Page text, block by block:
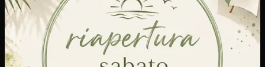
Mobilbest S.a.s. di Bestetti Enrica E C.
Via Milano, 15